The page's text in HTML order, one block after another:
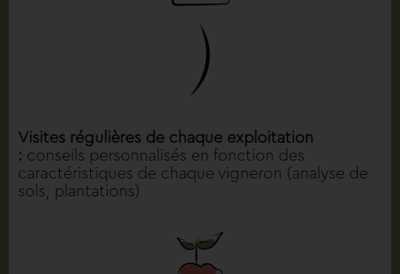
Visites régulières de chaque exploitation
: conseils personnalisés en fonction des
caractéristiques de chaque vigneron (analyse de
sols, plantations)